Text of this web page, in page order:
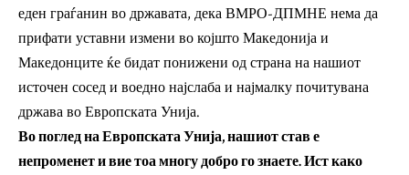
еден граѓанин во државата, дека ВМРО-ДПМНЕ нема да
прифати уставни измени во којшто Македонија и
Македонците ќе бидат понижени од страна на нашиот
источен сосед и воедно најслаба и најмалку почитувана
држава во Европската Унија.
Во поглед на Европската Унија, нашиот став е
непроменет и вие тоа многу добро го знаете. Ист како